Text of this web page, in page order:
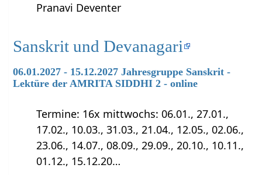
Pranavi Deventer
Sanskrit und Devanagari
06.01.2027 - 15.12.2027 Jahresgruppe Sanskrit -
Lektüre der AMRITA SIDDHI 2 - online
Termine: 16x mittwochs: 06.01., 27.01.,
17.02., 10.03., 31.03., 21.04., 12.05., 02.06.,
23.06., 14.07., 08.09., 29.09., 20.10., 10.11.,
01.12., 15.12.20…